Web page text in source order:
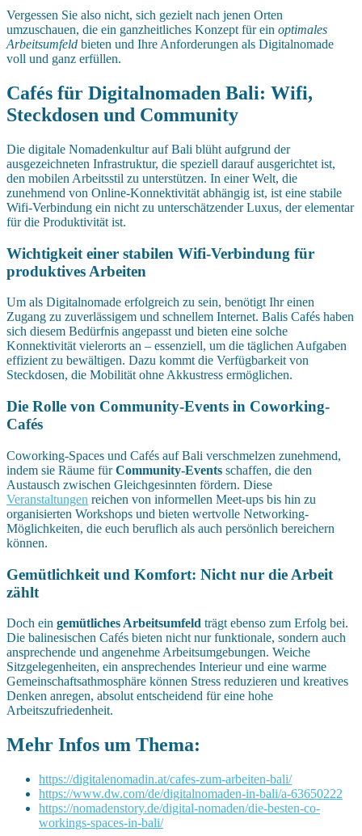
Vergessen Sie also nicht, sich gezielt nach jenen Orten
umzuschauen, die ein ganzheitliches Konzept für ein optimales
Arbeitsumfeld bieten und Ihre Anforderungen als Digitalnomade
voll und ganz erfüllen.
Cafés für Digitalnomaden Bali: Wifi,
Steckdosen und Community
Die digitale Nomadenkultur auf Bali blüht aufgrund der
ausgezeichneten Infrastruktur, die speziell darauf ausgerichtet ist,
den mobilen Arbeitsstil zu unterstützen. In einer Welt, die
zunehmend von Online-Konnektivität abhängig ist, ist eine stabile
Wifi-Verbindung ein nicht zu unterschätzender Luxus, der elementar
für die Produktivität ist.
Wichtigkeit einer stabilen Wifi-Verbindung für
produktives Arbeiten
Um als Digitalnomade erfolgreich zu sein, benötigt Ihr einen
Zugang zu zuverlässigem und schnellem Internet. Balis Cafés haben
sich diesem Bedürfnis angepasst und bieten eine solche
Konnektivität vielerorts an – essenziell, um die täglichen Aufgaben
effizient zu bewältigen. Dazu kommt die Verfügbarkeit von
Steckdosen, die Mobilität ohne Akkustress ermöglichen.
Die Rolle von Community-Events in Coworking-
Cafés
Coworking-Spaces und Cafés auf Bali verschmelzen zunehmend,
indem sie Räume fürCommunity-Events schaffen, die den
Austausch zwischen Gleichgesinnten fördern. Diese
Veranstaltungen reichen von informellen Meet-ups bis hin zu
organisierten Workshops und bieten wertvolle Networking-
Möglichkeiten, die euch beruflich als auch persönlich bereichern
können.
Gemütlichkeit und Komfort: Nicht nur die Arbeit
zählt
Doch ein gemütliches Arbeitsumfeld trägt ebenso zum Erfolg bei.
Die balinesischen Cafés bieten nicht nur funktionale, sondern auch
ansprechende und angenehme Arbeitsumgebungen. Weiche
Sitzgelegenheiten, ein ansprechendes Interieur und eine warme
Gemeinschaftsathmosphäre können Stress reduzieren und kreatives
Denken anregen, absolut entscheidend für eine hohe
Arbeitszufriedenheit.
Mehr Infos um Thema:
https://digitalenomadin.at/cafes-zum-arbeiten-bali/
https://www.dw.com/de/digitalnomaden-in-bali/a-63650222
https://nomadenstory.de/digital-nomaden/die-besten-co-
workings-spaces-in-bali/